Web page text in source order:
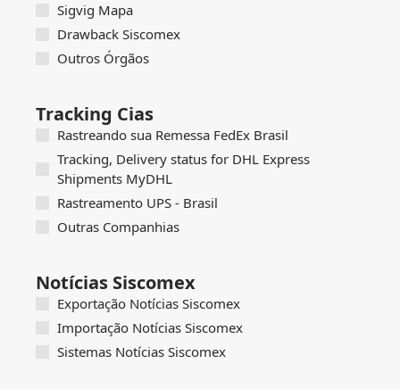
Sigvig Mapa
Drawback Siscomex
Outros Órgãos
Tracking Cias
Rastreando sua Remessa FedEx Brasil
Tracking, Delivery status for DHL Express
Shipments MyDHL
Rastreamento UPS - Brasil
Outras Companhias
Notícias Siscomex
Exportação Notícias Siscomex
Importação Notícias Siscomex
Sistemas Notícias Siscomex